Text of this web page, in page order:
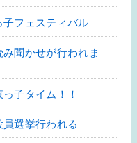
子フェスティバル
み聞かせが行われま
子タイム！！
員選挙行われる